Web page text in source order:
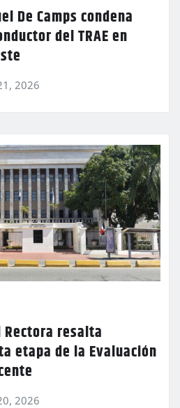
De Camps condena
del TRAE en
2026
Rectora resalta
etapa de la Evaluación
2026